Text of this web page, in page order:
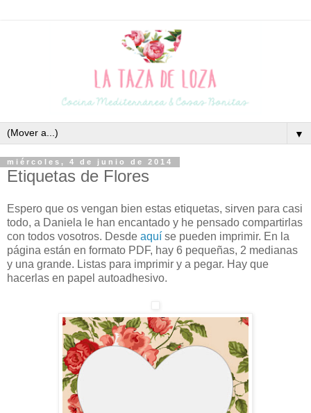
▼
miércoles, 4 de junio de 2014
Etiquetas de Flores
Espero que os vengan bien estas etiquetas, sirven para casi
todo, a Daniela le han encantado y he pensado compartirlas
con todos vosotros. Desde aquí se pueden imprimir. En la
página están en formato PDF, hay 6 pequeñas, 2 medianas
y una grande. Listas para imprimir y a pegar. Hay que
hacerlas en papel autoadhesivo.